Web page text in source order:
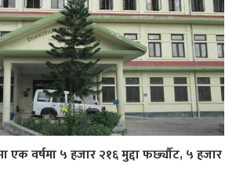
वर्षमा ५ हजार २१६ मुद्दा फर्छ्यौट, ५ हजार